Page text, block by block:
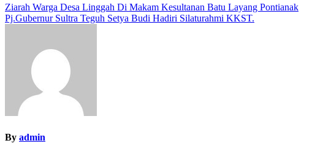
Navigasi
pos
Ziarah Warga Desa Linggah Di Makam Kesultanan Batu Layang Pontianak
Pj.Gubernur Sultra Teguh Setya Budi Hadiri Silaturahmi KKST.
By admin